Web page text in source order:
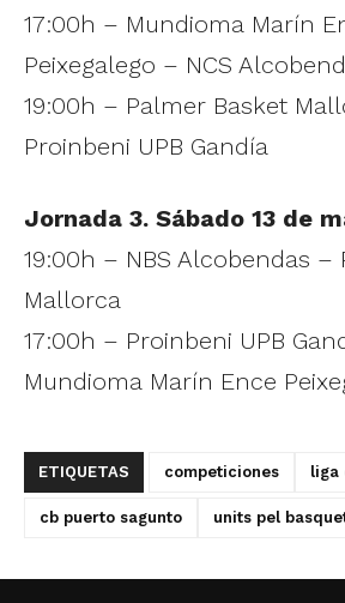
17:00h – Mundioma Marín
Peixegalego – NCS
19:00h – Palmer Basket
Proinbeni UPB Gandía
Jornada 3. Sábado 13 de
19:00h – NBS Alcobendas –
Mallorca
17:00h – Proinbeni UPB
Mundioma Marín Ence
ETIQUETAS competiciones liga
cb puerto sagunto units pel